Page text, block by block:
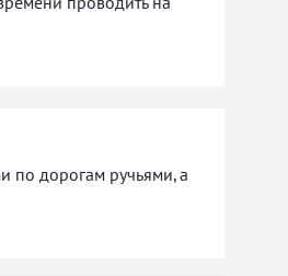
по дорогам ручьями, а